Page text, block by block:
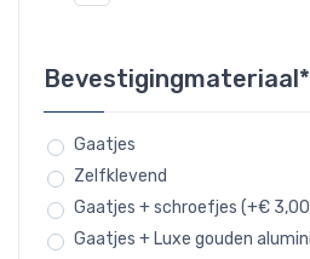
Bevestigingmateriaal*
Gaatjes
Zelfklevend
Gaatjes + schroefjes (+€
Gaatjes + Luxe gouden